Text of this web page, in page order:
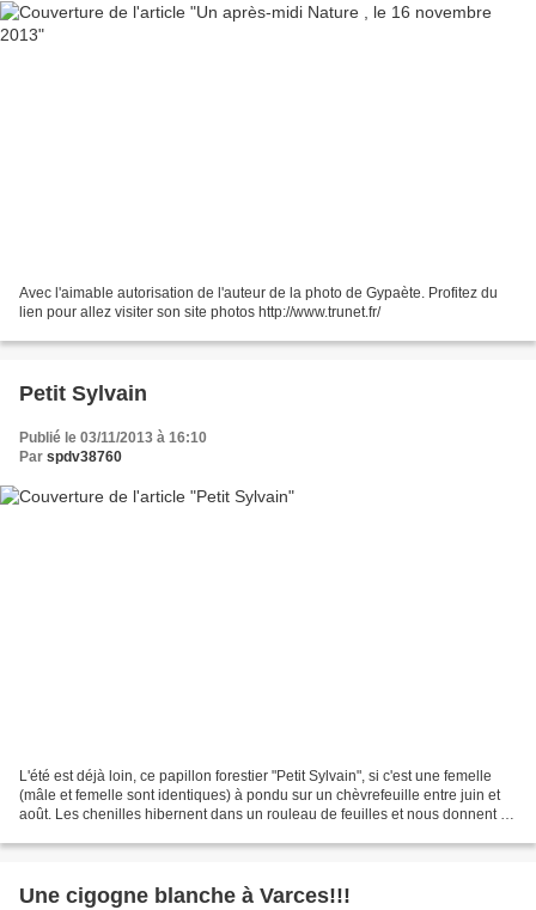
Avec l'aimable autorisation de l'auteur de la photo de Gypaète. Profitez du
lien pour allez visiter son site photos http://www.trunet.fr/
Petit Sylvain
Publié le 03/11/2013 à 16:10
Par spdv38760
L'été est déjà loin, ce papillon forestier "Petit Sylvain", si c'est une femelle
(mâle et femelle sont identiques) à pondu sur un chèvrefeuille entre juin et
août. Les chenilles hibernent dans un rouleau de feuilles et nous donnent le
Une cigogne blanche à Varces!!!